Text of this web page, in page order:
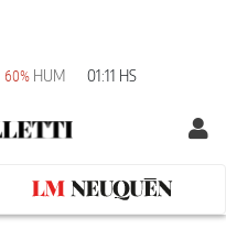
60% HUM 01:11 HS